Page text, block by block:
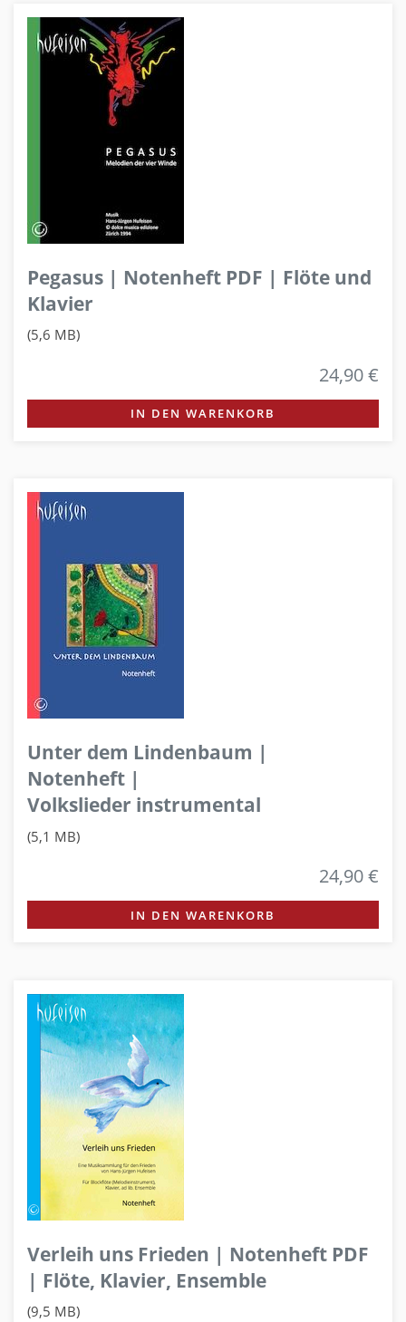
Pegasus | Notenheft PDF | Flöte und
Klavier
(5,6 MB)
24,90 €
IN DEN WARENKORB
Unter dem Lindenbaum |
Notenheft |
Volkslieder instrumental
(5,1 MB)
24,90 €
IN DEN WARENKORB
Verleih uns Frieden | Notenheft PDF
| Flöte, Klavier, Ensemble
(9,5 MB)